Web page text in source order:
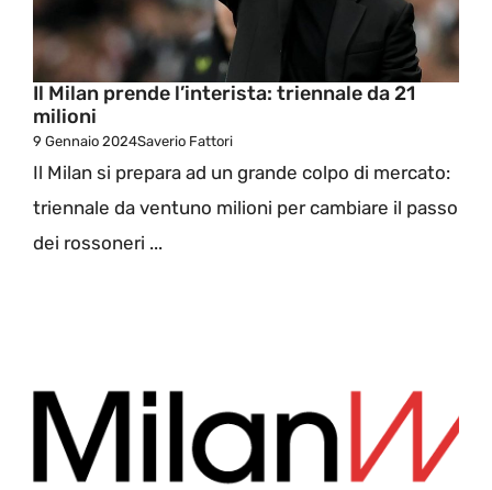
Il Milan prende l’interista: triennale da 21
milioni
9 Gennaio 2024Saverio Fattori
Il Milan si prepara ad un grande colpo di mercato:
triennale da ventuno milioni per cambiare il passo
dei rossoneri ...